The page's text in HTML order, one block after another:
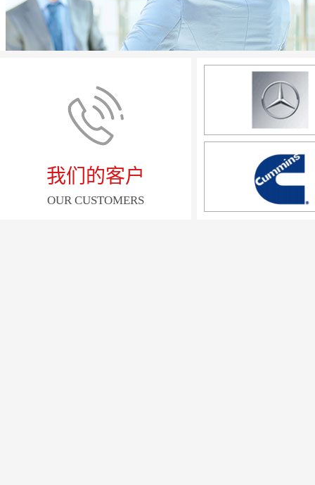
我们的客户
OUR CUSTOMERS